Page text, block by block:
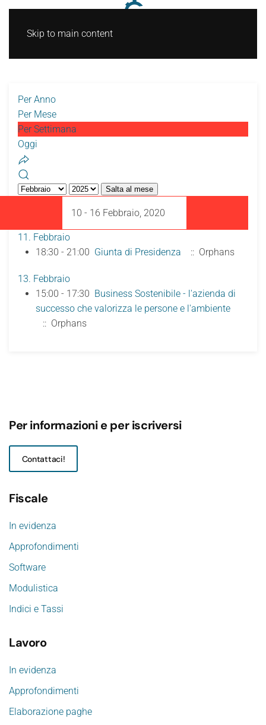
Skip to main content
Per Anno
Per Mese
Per Settimana
Oggi
Salta al mese
10 - 16 Febbraio, 2020
11. Febbraio
18:30 - 21:00 Giunta di Presidenza :: Orphans
13. Febbraio
15:00 - 17:30 Business Sostenibile - l'azienda di
successo che valorizza le persone e l'ambiente
:: Orphans
Per informazioni e per iscriversi
Contattaci!
Fiscale
In evidenza
Approfondimenti
Software
Modulistica
Indici e Tassi
Lavoro
In evidenza
Approfondimenti
Elaborazione paghe